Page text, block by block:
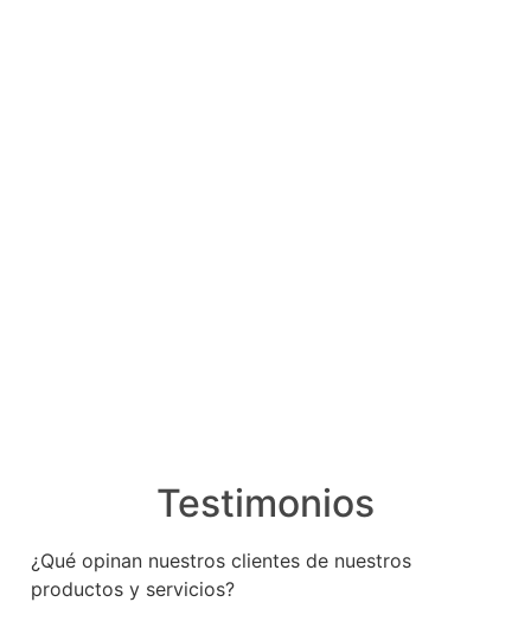
Testimonios
¿Qué opinan nuestros clientes de nuestros
productos y servicios?